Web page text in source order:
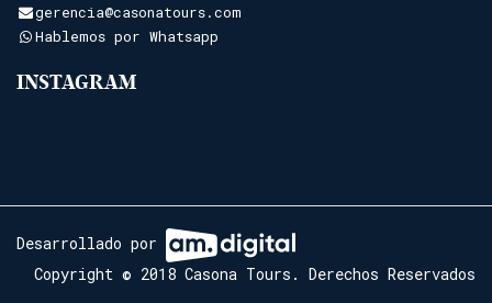
gerencia@casonatours.com
Hablemos por Whatsapp
INSTAGRAM
Desarrollado por
Copyright © 2018 Casona Tours. Derechos Reservados